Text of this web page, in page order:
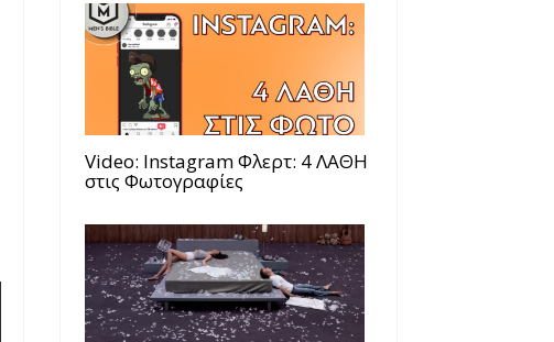
Video: Instagram Φλερτ: 4 ΛΑΘΗ
στις Φωτογραφίες